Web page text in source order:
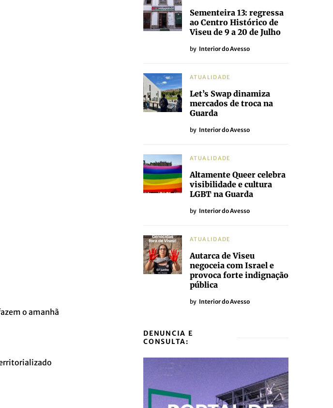
o amanhã
Sementeira 13: regressa
ao Centro Histórico de
Viseu de 9 a 20 de Julho
by Interior do Avesso
ATUALIDADE
Let’s Swap dinamiza
mercados de troca na
Guarda
by Interior do Avesso
ATUALIDADE
Altamente Queer celebra
visibilidade e cultura
LGBT na Guarda
by Interior do Avesso
ATUALIDADE
Autarca de Viseu
negoceia com Israel e
provoca forte indignação
pública
by Interior do Avesso
DENUNCIA E
CONSULTA: